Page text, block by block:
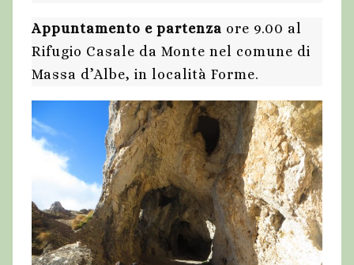
Appuntamento e partenza ore 9.00 al
Rifugio Casale da Monte nel comune di
Massa d’Albe, in località Forme.